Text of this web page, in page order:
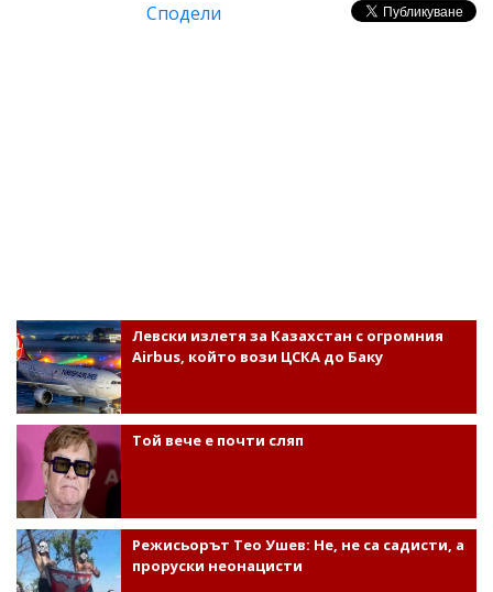
Сподели
Левски излетя за Казахстан с огромния
Airbus, който вози ЦСКА до Баку
Той вече е почти сляп
Режисьорът Тео Ушев: Не, не са садисти, а
проруски неонацисти